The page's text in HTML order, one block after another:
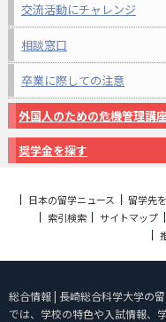
交流活動にチャレンジ
相談窓口
卒業に際しての注意
外国人のための危機管理講
奨学金を探す
日本の留学ニュース 留学先
索引検索
サイトマップ
総合情報 | 長崎総合科学大学の
では、学校の特色や入試情報、